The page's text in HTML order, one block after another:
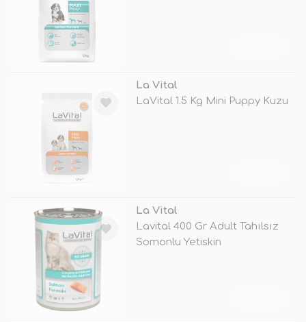
La Vital
LaVital 1.5 Kg Mini Puppy Kuzu
La Vital
Lavital 400 Gr Adult Tahılsız
Somonlu Yetiskin